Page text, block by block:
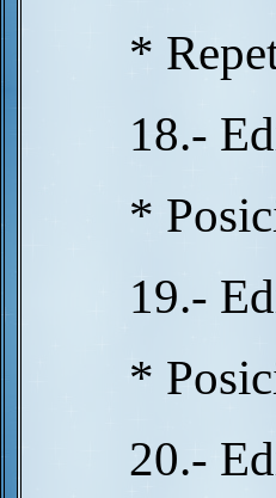
*
18.-
*
19.-
*
20.-